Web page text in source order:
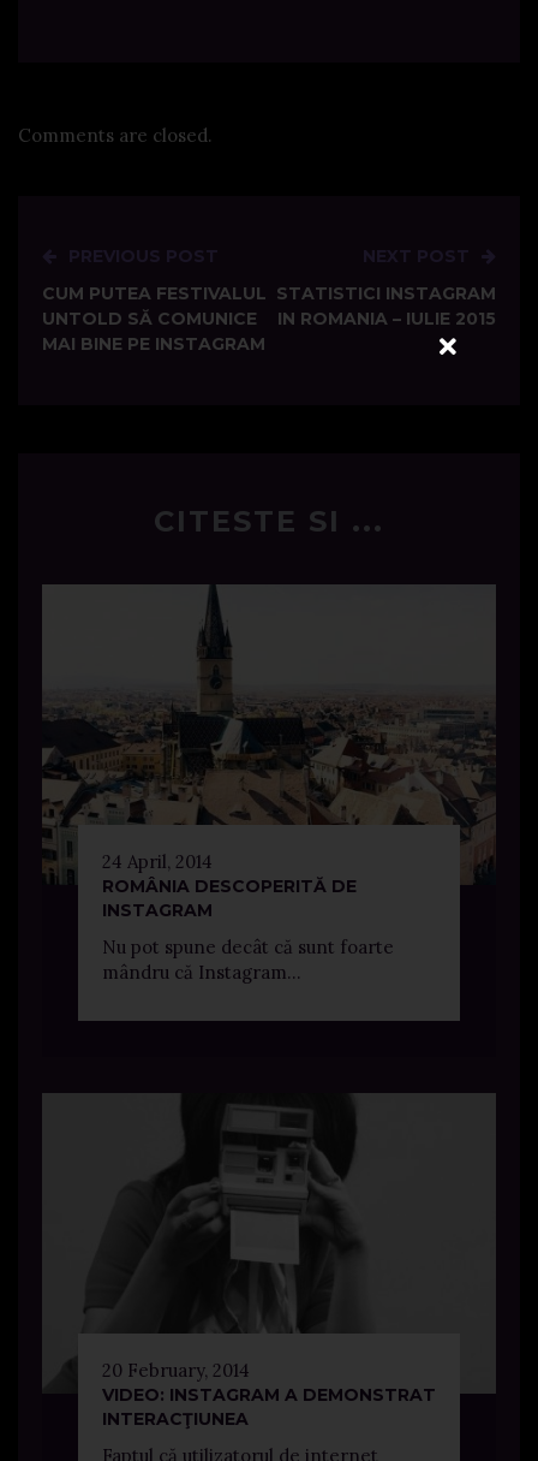
Comments are closed.
Post
navigation
PREVIOUS POST
CUM PUTEA FESTIVALUL
UNTOLD SĂ COMUNICE
MAI BINE PE INSTAGRAM
NEXT POST
STATISTICI INSTAGRAM
IN ROMANIA – IULIE 2015
CITESTE SI ...
24 April, 2014
ROMÂNIA DESCOPERITĂ DE
INSTAGRAM
Nu pot spune decât că sunt foarte
mândru că Instagram...
20 February, 2014
VIDEO: INSTAGRAM A DEMONSTRAT
INTERACŢIUNEA
Faptul că utilizatorul de internet